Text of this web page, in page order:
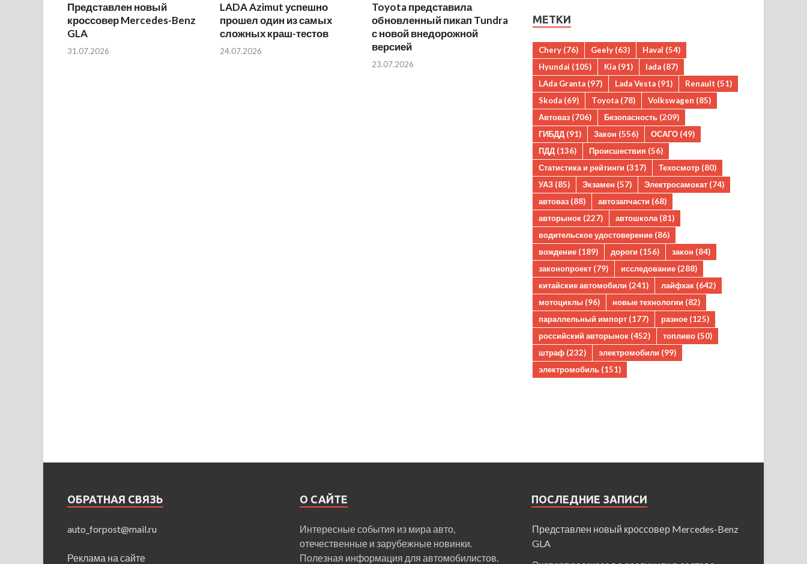
Представлен новый
кроссовер Mercedes-Benz
GLA
31.07.2026
LADA Azimut успешно
прошел один из самых
сложных краш-тестов
24.07.2026
Toyota представила
обновленный пикап Tundra
с новой внедорожной
версией
23.07.2026
МЕТКИ
Chery (76) Geely (63) Haval (54)
Hyundai (105) Kia (91) lada (87)
LAda Granta (97) Lada Vesta (91) Renault (51)
Skoda (69) Toyota (78) Volkswagen (85)
Автоваз (706) Безопасность (209)
ГИБДД (91) Закон (556) ОСАГО (49)
ПДД (136) Происшествия (56)
Статистика и рейтинги (317) Техосмотр (80)
УАЗ (85) Экзамен (57) Электросамокат (74)
автоваз (88) автозапчасти (68)
авторынок (227) автошкола (81)
водительское удостоверение (86)
вождение (189) дороги (156) закон (84)
законопроект (79) исследование (288)
китайские автомобили (241) лайфхак (642)
мотоциклы (96) новые технологии (82)
параллельный импорт (177) разное (125)
российский авторынок (452) топливо (50)
штраф (232) электромобили (99)
электромобиль (151)
ОБРАТНАЯ СВЯЗЬ
auto_forpost@mail.ru
Реклама на сайте
О САЙТЕ
Интересные события из мира авто,
отечественные и зарубежные новинки.
Полезная информация для автомобилистов.
ПОСЛЕДНИЕ ЗАПИСИ
Представлен новый кроссовер Mercedes-Benz
GLA